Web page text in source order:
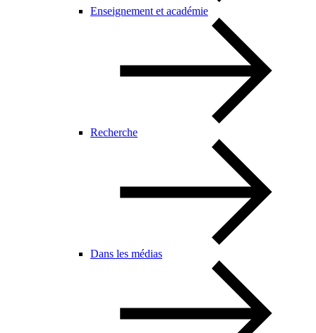
Enseignement et académie
Recherche
Dans les médias